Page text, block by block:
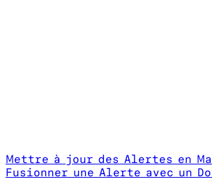
Mettre à jour des Alertes en
Fusionner une Alerte avec un